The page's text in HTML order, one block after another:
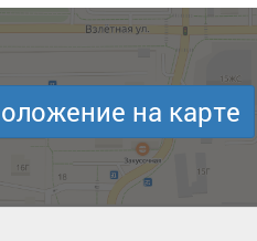
на карте